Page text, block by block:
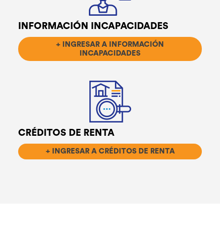
INFORMACIÓN INCAPACIDADES
+ INGRESAR A INFORMACIÓN
INCAPACIDADES
CRÉDITOS DE RENTA
+ INGRESAR A CRÉDITOS DE RENTA